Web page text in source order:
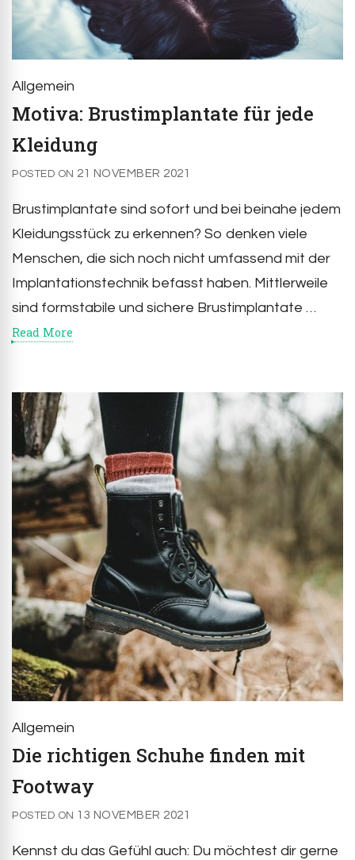
Allgemein
Motiva: Brustimplantate für jede
Kleidung
POSTED ON 21 NOVEMBER 2021
Brustimplantate sind sofort und bei beinahe jedem
Kleidungsstück zu erkennen? So denken viele
Menschen, die sich noch nicht umfassend mit der
Implantationstechnik befasst haben. Mittlerweile
sind formstabile und sichere Brustimplantate …
Read More
Allgemein
Die richtigen Schuhe finden mit
Footway
POSTED ON 13 NOVEMBER 2021
Kennst du das Gefühl auch: Du möchtest dir gerne